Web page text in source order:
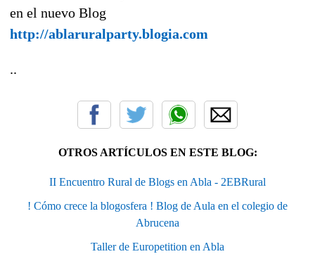
en el nuevo Blog
http://ablaruralparty.blogia.com
..
OTROS ARTÍCULOS EN ESTE BLOG:
II Encuentro Rural de Blogs en Abla - 2EBRural
! Cómo crece la blogosfera ! Blog de Aula en el colegio de
Abrucena
Taller de Europetition en Abla